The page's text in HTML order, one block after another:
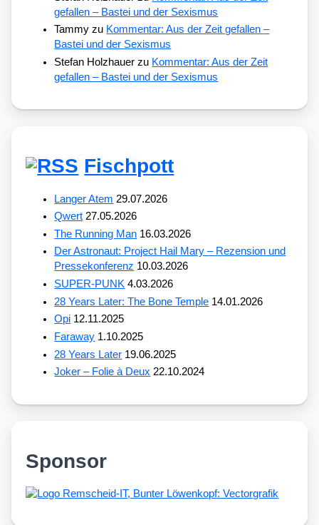
gefallen – Bastei und der Sexismus
Tammy zu Kommentar: Aus der Zeit gefallen –
Bastei und der Sexismus
Stefan Holzhauer zu Kommentar: Aus der Zeit
gefallen – Bastei und der Sexismus
Fischpott
Langer Atem 29.07.2026
Qwert 27.05.2026
The Running Man 16.03.2026
Der Astronaut: Project Hail Mary – Rezension und
Pressekonferenz 10.03.2026
SUPER-PUNK 4.03.2026
28 Years Later: The Bone Temple 14.01.2026
Opi 12.11.2025
Faraway 1.10.2025
28 Years Later 19.06.2025
Joker – Folie à Deux 22.10.2024
Sponsor